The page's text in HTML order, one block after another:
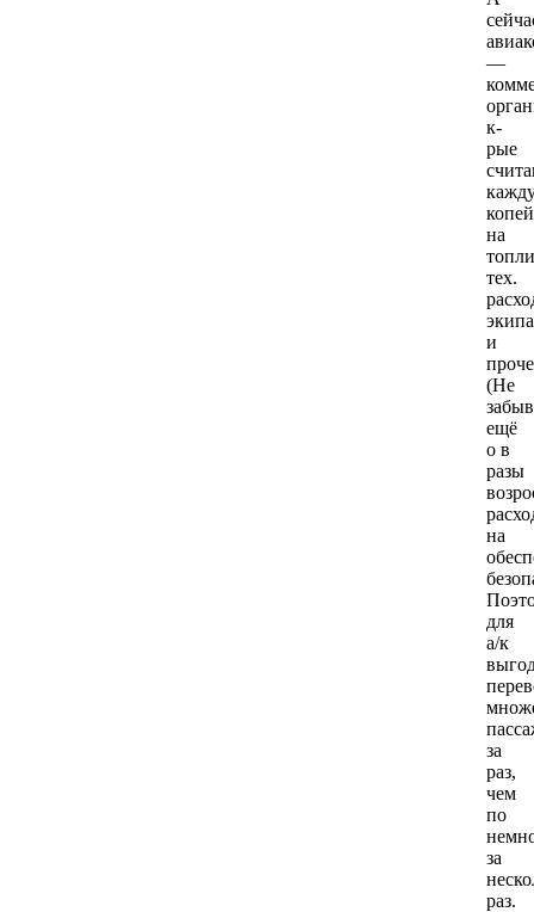
—
к-
рые
на
тех.
и
(Не
ещё
о в
разы
на
для
а/к
за
раз,
чем
по
за
раз.